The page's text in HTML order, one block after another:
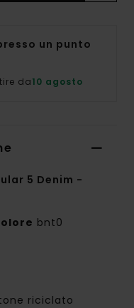
un punto
da10 agosto
5 Denim -
bnt0
riciclato